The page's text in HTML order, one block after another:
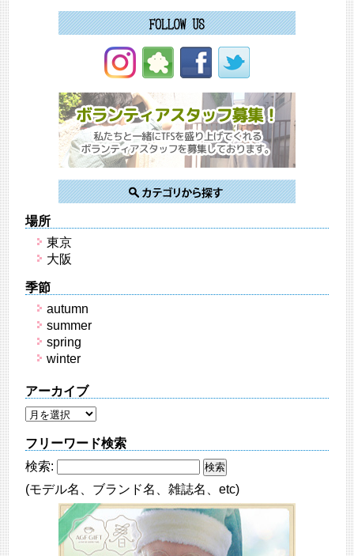
場所
東京
大阪
季節
autumn
summer
spring
winter
アーカイブ
フリーワード検索
検索:
(モデル名、ブランド名、雑誌名、etc)